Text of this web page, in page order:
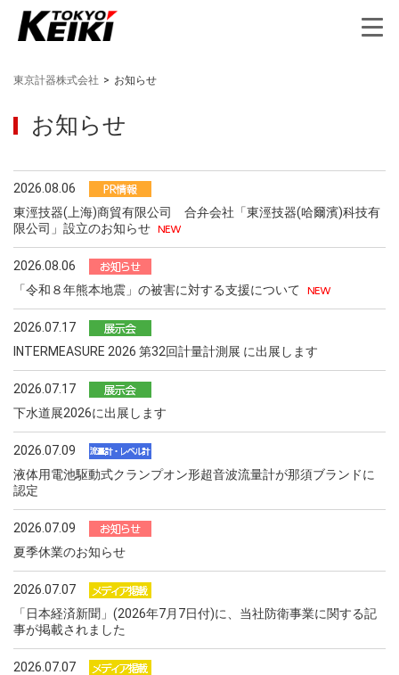
東京計器株式会社 > お知らせ
お知らせ
2026.08.06
東涇技器(上海)商貿有限公司 合弁会社「東涇技器(哈爾濱)科技有
限公司」設立のお知らせ
2026.08.06
「令和８年熊本地震」の被害に対する支援について
2026.07.17
INTERMEASURE 2026 第32回計量計測展 に出展します
2026.07.17
下水道展2026に出展します
2026.07.09
液体用電池駆動式クランプオン形超音波流量計が那須ブランドに
認定
2026.07.09
夏季休業のお知らせ
2026.07.07
「日本経済新聞」(2026年7月7日付)に、当社防衛事業に関する記
事が掲載されました
2026.07.07